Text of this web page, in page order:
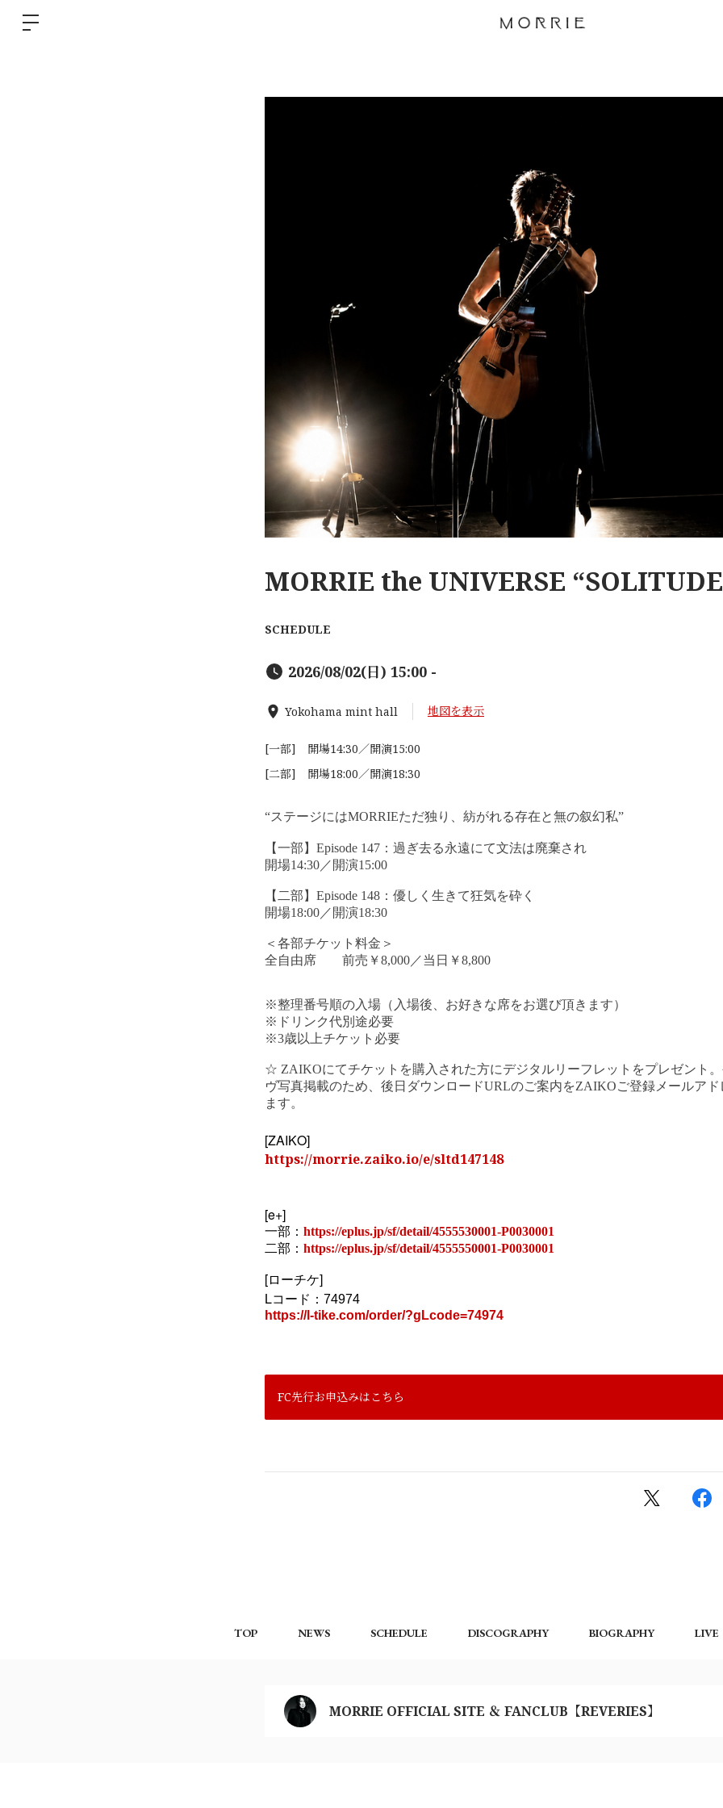
MORRIE the UNIVERSE
SCHEDULE
2026/08/02(日) 15:00 -
Yokohama mint hall 地図を表示
[一部] 開場14:30／開演15:00
[二部] 開場18:00／開演18:30
“ステージにはMORRIEただ独り、紡がれる存在と無の叙幻私”
【一部】Episode 147： 過ぎ去る永遠にて文法は廃棄され
開場14:30／開演15:00
【二部】Episode 148 ：優しく生きて狂気を砕く
開場18:00／開演18:30
＜各部チケット料金＞
全自由席 前売￥8,000／当日￥8,800
※整理番号順の入場（入場後、お好きな席をお選び頂きます）
※ドリンク代別途必要
※3歳以上チケット必要
☆ ZAIKOにてチケットを購入された方にデジタルリーフレットをプレゼント
ヴ写真掲載のため、後日ダウンロードURLのご案内をZAIKOご登録メールア
ます。
[ZAIKO]
https://morrie.zaiko.io/e/sltd147148
[e+]
一部： https://eplus.jp/sf/detail/4555530001-P0030001
二部： https://eplus.jp/sf/detail/4555550001-P0030001
[ローチケ]
Lコード： 74974
https://l-tike.com/order/?gLcode=74974
FC先行お申込みはこちら
TOP NEWS SCHEDULE DISCOGRAPHY BIOGRAPHY LIVE
MORRIE OFFICIAL SITE ＆ FANCLUB【REVERIES】